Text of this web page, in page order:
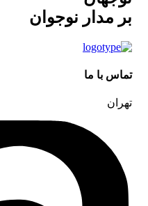
بر مدار نوجوان
تماس با ما
تهران